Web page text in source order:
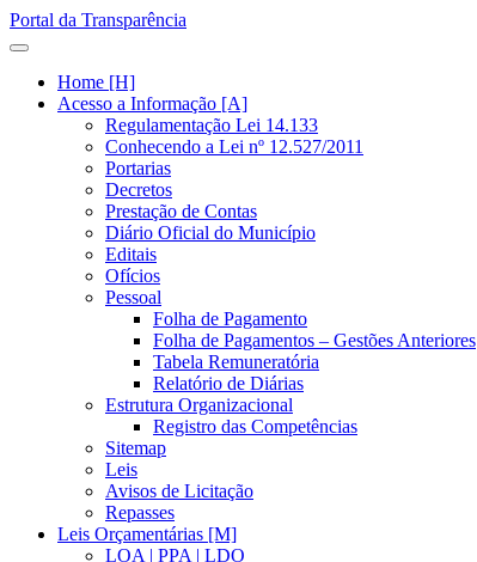
Portal da Transparência
Home [H]
Acesso a Informação [A]
Regulamentação Lei 14.133
Conhecendo a Lei nº 12.527/2011
Portarias
Decretos
Prestação de Contas
Diário Oficial do Município
Editais
Ofícios
Pessoal
Folha de Pagamento
Folha de Pagamentos – Gestões Anteriores
Tabela Remuneratória
Relatório de Diárias
Estrutura Organizacional
Registro das Competências
Sitemap
Leis
Avisos de Licitação
Repasses
Leis Orçamentárias [M]
LOA | PPA | LDO